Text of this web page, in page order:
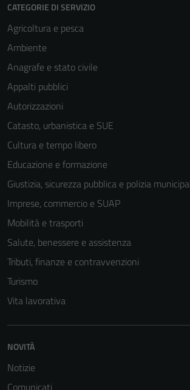
CATEGORIE DI SERVIZIO
Agricoltura e pesca
Ambiente
Anagrafe e stato civile
Appalti pubblici
Autorizzazioni
Catasto, urbanistica e SUE
Cultura e tempo libero
Educazione e formazione
Giustizia, sicurezza pubblica e polizia
Imprese, commercio e SUAP
Mobilità e trasporti
Salute, benessere e assistenza
Tributi, finanze e contravvenzioni
Turismo
Vita lavorativa
NOVITÀ
Notizie
Comunicati